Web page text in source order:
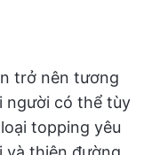
trở nên tương
người có thể tùy
topping yêu